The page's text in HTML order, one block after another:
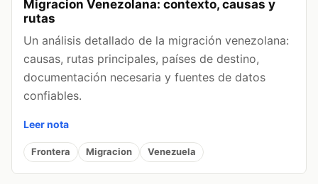
Migracion Venezolana: contexto, causas y
rutas
Un análisis detallado de la migración venezolana:
causas, rutas principales, países de destino,
documentación necesaria y fuentes de datos
confiables.
Leer nota
Frontera Migracion Venezuela